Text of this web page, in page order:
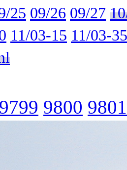
25 09/26 09/27
11/03-15 11/03-35
9799 9800 9801